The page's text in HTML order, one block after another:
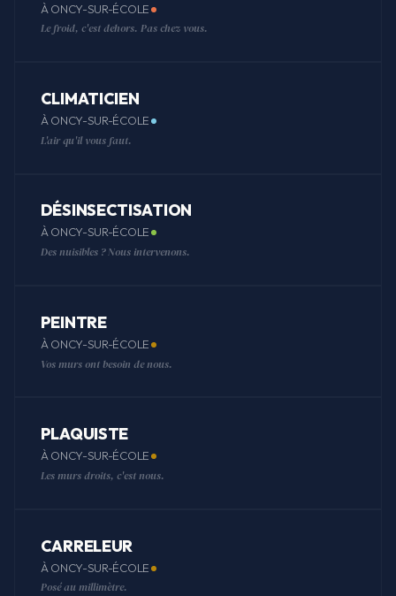
À ONCY-SUR-ÉCOLE
Le froid, c'est dehors. Pas chez vous.
CLIMATICIEN
À ONCY-SUR-ÉCOLE
L'air qu'il vous faut.
DÉSINSECTISATION
À ONCY-SUR-ÉCOLE
Des nuisibles ? Nous intervenons.
PEINTRE
À ONCY-SUR-ÉCOLE
Vos murs ont besoin de nous.
PLAQUISTE
À ONCY-SUR-ÉCOLE
Les murs droits, c'est nous.
CARRELEUR
À ONCY-SUR-ÉCOLE
Posé au millimètre.